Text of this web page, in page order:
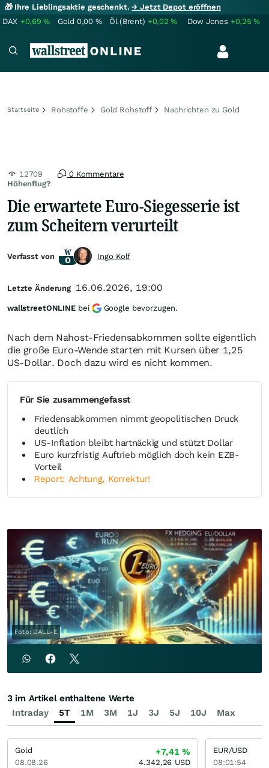
🎁 Ihre Lieblingsaktie geschenkt.→ Jetzt Depot eröffnen
DAX +0,69% Gold 0,00 % Öl (Brent) +0,02% Dow Jones +0,25%
Startseite Rohstoffe Gold Rohstoff Nachrichten zu Gold
Höhenflug?
12709 0 Kommentare
Die erwartete Euro-Siegesserie ist
zum Scheitern verurteilt
Nach dem Nahost-Friedensabkommen sollte eigentlich
die große Euro-Wende starten mit Kursen über 1,25
US-Dollar. Doch dazu wird es nicht kommen.
Für Sie zusammengefasst
Friedensabkommen nimmt geopolitischen Druck
deutlich
US-Inflation bleibt hartnäckig und stützt Dollar
Euro kurzfristig Auftrieb möglich doch kein EZB-
Vorteil
Report: Achtung, Korrektur!
Foto: DALL-E
Verfasst von Ingo Kolf
Letzte Änderung 16.06.2026, 19:00
wallstreetONLINE bei Google bevorzugen.
Intraday 5T 1M 3M 1J 3J 5J 10J Max
3 im Artikel enthaltene Werte
Gold
08.08.26
+7,41%
4.342,26 USD
EUR/USD
08:01:54